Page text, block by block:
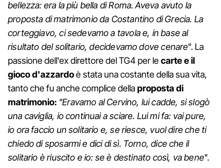
bellezza: era la più bella di Roma. Aveva avuto la
proposta di matrimonio da Costantino di Grecia. La
corteggiavo, ci sedevamo a tavola e, in base al
risultato del solitario, decidevamo dove cenare". La
passione dell'ex direttore del TG4 per lecarte e il
gioco d'azzardoè stata una costante della sua vita,
tanto che fu anche complice dellaproposta di
matrimonio: "Eravamo al Cervino, lui cadde, si slogò
una caviglia, io continuai a sciare. Lui mi fa: vai pure,
io ora faccio un solitario e, se riesce, vuol dire che ti
chiedo di sposarmi e dici di sì. Torno, dice che il
solitario è riuscito e io: se è destinato così, va bene".